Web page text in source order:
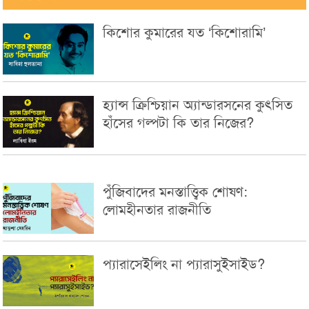
কিশোর কুমারের যত ‘কিশোরামি’
হ্যান্স ক্রিশ্চিয়ান অ্যান্ডারসনের কুৎসিত
হাঁসের গল্পটা কি তার নিজের?
পুঁজিবাদের মনস্তাত্ত্বিক শোষণ:
লোমহীনতার রাজনীতি
প্যারাসেইলিং না প্যারাসুইসাইড?